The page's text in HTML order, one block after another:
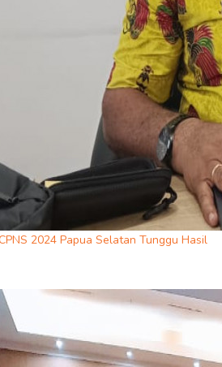
2024 Papua Selatan Tunggu Hasil